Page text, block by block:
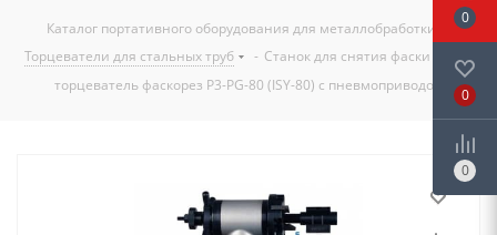
Каталог портативного оборудования для металлобработки
Торцеватели для стальных труб
- Станок для снятия фаски с труб
торцеватель фаскорез P3-PG-80 (ISY-80) с пневмоприводом
0
0
0